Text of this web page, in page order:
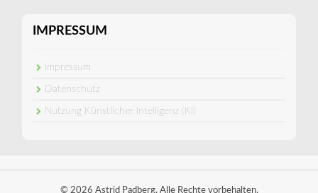
IMPRESSUM
Impressum
Datenschutz
Nutzung Künstlicher Intelligenz (KI)
© 2026 Astrid Padberg. Alle Rechte vorbehalten.